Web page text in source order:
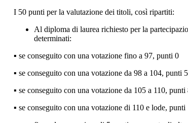
I 50 punti per la valutazione dei titoli, così ripartiti:
Al diploma di laurea richiesto per la
determinati:
▪ se conseguito con una votazione fino a 97, punti 0
▪ se conseguito con una votazione da 98 a 104, punti 5
▪ se conseguito con una votazione da 105 a 110, punti
▪ se conseguito con una votazione di 110 e lode, punti